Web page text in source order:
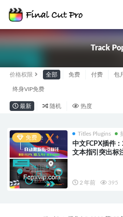
Track
价格权限 全部 免费 付费 包
终身VIP免费
最新 随机 热度
免费
Titles Plugins
中文FCPX插件
文本指引突出标
2 年前 395